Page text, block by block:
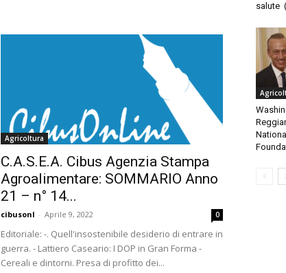
Agricoltura
C.A.S.E.A. Cibus Agenzia Stampa
Agroalimentare: SOMMARIO Anno
21 – n° 14...
cibusonl - Aprile 9, 2022 0
Editoriale: -. Quell'insostenibile desiderio di entrare in
guerra. - Lattiero Caseario: I DOP in Gran Forma -
Cereali e dintorni. Presa di profitto dei...
salute